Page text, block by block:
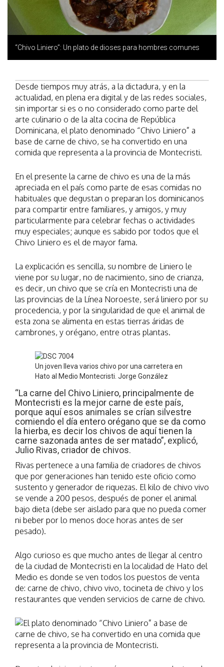
“Chivo Liniero”: Un plato de dioses para hombres comunes
Desde tiempos muy atrás, a la dictadura, y en la
actualidad, en plena era digital y de las redes sociales,
sin importar si es o no considerado como parte del
arte culinario o de la alta cocina de República
Dominicana, el plato denominado “Chivo Liniero” a
base de carne de chivo, se ha convertido en una
comida que representa a la provincia de Montecristi.
En el presente la carne de chivo es una de la más
apreciada en el país como parte de esas comidas no
habituales que degustan o preparan los dominicanos
para compartir entre familiares, y amigos, y muy
particularmente para celebrar fechas o actividades
muy especiales; aunque es sabido por todos que el
Chivo Liniero es el de mayor fama.
La explicación es sencilla, su nombre de Liniero le
viene por su lugar, no de nacimiento, sino de crianza,
es decir, un chivo que se cría en Montecristi una de
las provincias de la Línea Noroeste, será liniero por su
procedencia, y por la singularidad de que el animal de
esta zona se alimenta en estas tierras áridas de
cambrones, y orégano, entre otras plantas.
Un joven lleva varios chivo por una carretera en
Hato al Medio Montecristi. Jorge González
“La carne del Chivo Liniero, principalmente de
Montecristi es la mejor carne de este país,
porque aquí esos animales se crían silvestre
comiendo el día entero orégano que se da como
la hierba, es decir los chivos de aquí tienen la
carne sazonada antes de ser matado”, explicó,
Julio Rivas, criador de chivos.
Rivas pertenece a una familia de criadores de chivos
que por generaciones han tenido este oficio como
sustento y generador de riquezas. El kilo de chivo vivo
se vende a 200 pesos, después de poner el animal
bajo dieta (debe ser aislado para que no pueda comer
ni beber por lo menos doce horas antes de ser
pesado).
Algo curioso es que mucho antes de llegar al centro
de la ciudad de Montecristi en la localidad de Hato del
Medio es donde se ven todos los puestos de venta
de: carne de chivo, chivo vivo, tocineta de chivo y los
restaurantes que venden servicios de carne de chivo.